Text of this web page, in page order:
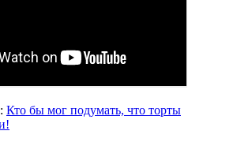
Кто бы мог подумать, что торты